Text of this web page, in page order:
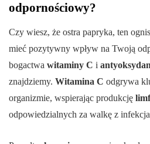
odpornościowy?
Czy wiesz, że ostra papryka, ten
mieć pozytywny wpływ na Twoją
bogactwa witaminy C i
znajdziemy. Witamina C odgrywa
organizmie, wspierając produkcję
odpowiedzialnych za walkę z